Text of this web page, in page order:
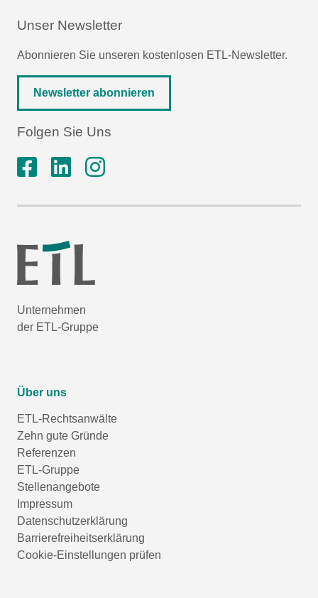
Unser Newsletter
Abonnieren Sie unseren kostenlosen ETL-Newsletter.
Newsletter abonnieren
Folgen Sie Uns
Unternehmen
der ETL-Gruppe
Über uns
ETL-Rechtsanwälte
Zehn gute Gründe
Referenzen
ETL-Gruppe
Stellenangebote
Impressum
Datenschutzerklärung
Barrierefreiheitserklärung
Cookie-Einstellungen prüfen